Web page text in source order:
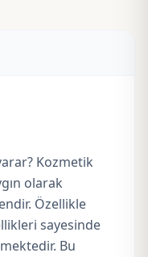
Kozmetik
olarak
Özellikle
sayesinde
Bu